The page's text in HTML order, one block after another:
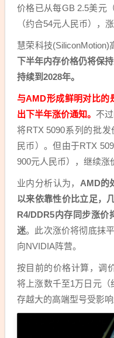
价格已从每GB 2.5美元
（约合54元人民币），
慧荣科技(SiliconMotion)
下半年内存价格仍将保
持续到2028年。
与AMD形成鲜明对比的
出下半年涨价通知。 不
将RTX 5090系列的批
民币）。但由于RTX
900元人民币），继续涨
业内分析认为， AMD的
以来依靠性价比立足，
R4/DDR5内存同步涨价
迷。此次涨价将彻底抹
向NVIDIA阵营。
按目前的价格计算，调
将上涨数千至1万日元（
存越大的高端型号受影响